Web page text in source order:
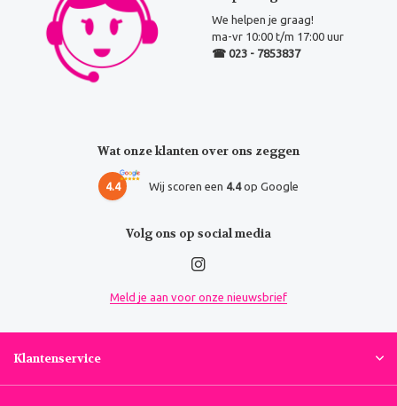
We helpen je graag!
ma-vr 10:00 t/m 17:00 uur
☎ 023 - 7853837
Wat onze klanten over ons zeggen
4.4 Wij scoren een 4.4op Google
Volg ons op social media
Meld je aan voor onze nieuwsbrief
Klantenservice